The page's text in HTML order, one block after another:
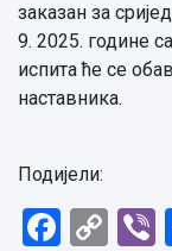
заказан за
9. 2025. године
испита ће се
наставника.
Подијели: